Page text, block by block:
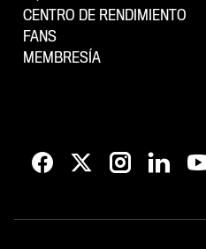
CENTRO DE RENDIMIENTO
FANS
MEMBRESÍA